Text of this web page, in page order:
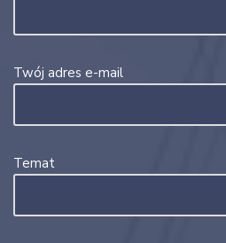
Twój adres e-mail
Temat